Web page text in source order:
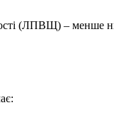
(ЛПВЩ) – менше